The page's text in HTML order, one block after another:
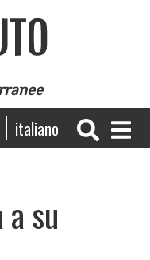
italiano
a su